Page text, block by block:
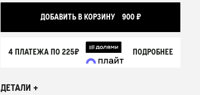
ДОБАВИТЬ В КОРЗИНУ 900 ₽
4 ПЛАТЕЖА ПО225₽ ПОДРОБНЕЕ
ДЕТАЛИ +